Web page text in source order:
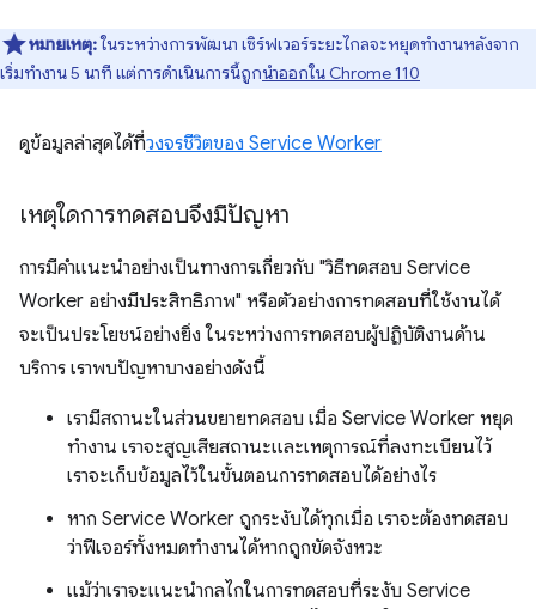
หมายเหตุ:ในระหว่างการพัฒนา เซิร์ฟเวอร์ระยะไกลจะหยุดทำงานหลังจาก
เริ่มทำงาน 5 นาที แต่การดำเนินการนี้ถูกนําออกใน Chrome 110
ดูข้อมูลล่าสุดได้ที่วงจรชีวิตของ Service Worker
เหตุใดการทดสอบจึงมีปัญหา
การมีคำแนะนำอย่างเป็นทางการเกี่ยวกับ "วิธีทดสอบ Service
Worker อย่างมีประสิทธิภาพ" หรือตัวอย่างการทดสอบที่ใช้งานได้
จะเป็นประโยชน์อย่างยิ่ง ในระหว่างการทดสอบผู้ปฏิบัติงานด้าน
บริการ เราพบปัญหาบางอย่างดังนี้
เรามีสถานะในส่วนขยายทดสอบ เมื่อ Service Worker หยุด
ทำงาน เราจะสูญเสียสถานะและเหตุการณ์ที่ลงทะเบียนไว้
เราจะเก็บข้อมูลไว้ในขั้นตอนการทดสอบได้อย่างไร
หาก Service Worker ถูกระงับได้ทุกเมื่อ เราจะต้องทดสอบ
ว่าฟีเจอร์ทั้งหมดทำงานได้หากถูกขัดจังหวะ
แม้ว่าเราจะแนะนำกลไกในการทดสอบที่ระงับ Service